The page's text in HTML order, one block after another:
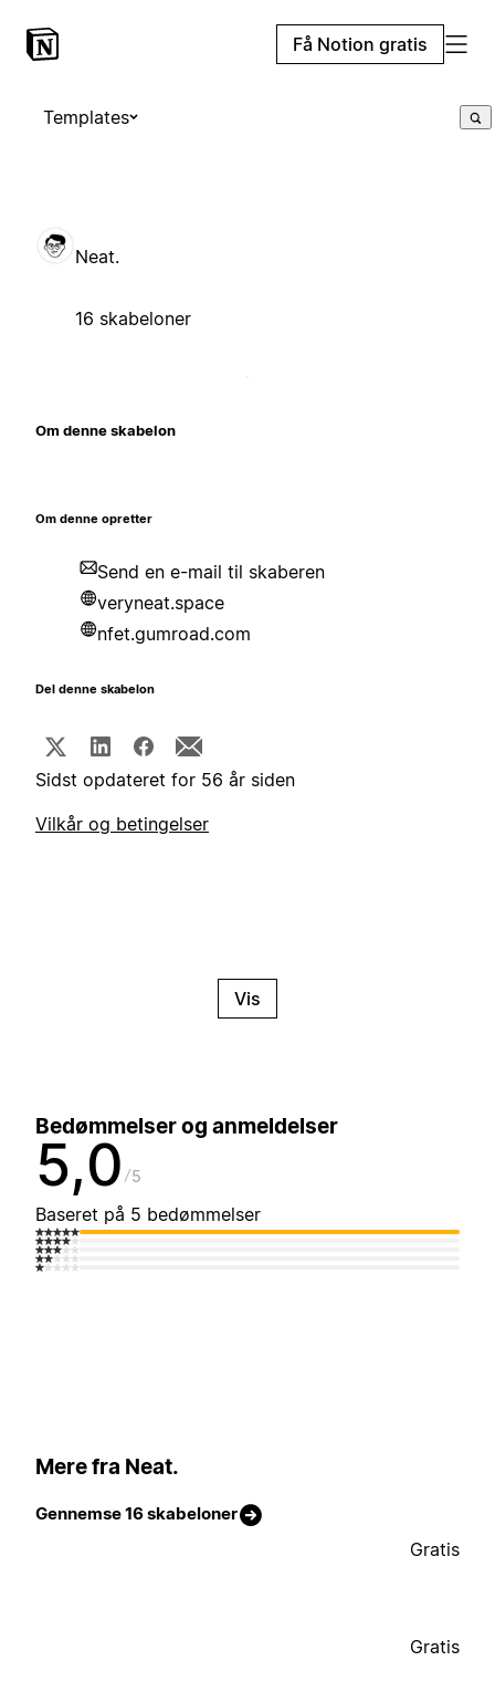
Få Notion gratis
Templates
Neat.
16 skabeloner
Om denne skabelon
Om denne opretter
Send en e-mail til skaberen
veryneat.space
nfet.gumroad.com
Del denne skabelon
Sidst opdateret for 56 år siden
Vilkår og betingelser
Vis
Bedømmelser og anmeldelser
5,0 5
Baseret på 5 bedømmelser
Mere fra Neat.
Gennemse 16 skabeloner
Gratis
Gratis